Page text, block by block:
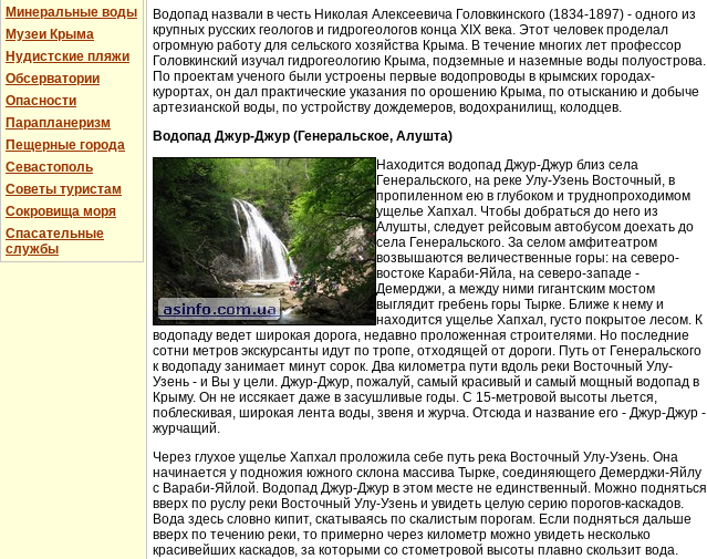
Минеральные воды
Музеи Крыма
Нудистские пляжи
Обсерватории
Опасности
Парапланеризм
Пещерные города
Севастополь
Советы туристам
Сокровища моря
Спасательные
службы
Водопад назвали в честь Николая Алексеевича Головкинского (1834-1897) - одного из
крупных русских геологов и гидрогеологов конца XIX века. Этот человек проделал
огромную работу для сельского хозяйства Крыма. В течение многих лет профессор
Головкинский изучал гидрогеологию Крыма, подземные и наземные воды полуострова.
По проектам ученого были устроены первые водопроводы в крымских городах-
курортах, он дал практические указания по орошению Крыма, по отысканию и добыче
артезианской воды, по устройству дождемеров, водохранилищ, колодцев.
Водопад Джур-Джур (Генеральское, Алушта)
Находится водопад Джур-Джур близ села
Генеральского, на реке Улу-Узень Восточный, в
пропиленном ею в глубоком и труднопроходимом
ущелье Хапхал. Чтобы добраться до него из
Алушты, следует рейсовым автобусом доехать до
села Генеральского. За селом амфитеатром
возвышаются величественные горы: на северо-
востоке Караби-Яйла, на северо-западе -
Демерджи, а между ними гигантским мостом
выглядит гребень горы Тырке. Ближе к нему и
находится ущелье Хапхал, густо покрытое лесом. К
водопаду ведет широкая дорога, недавно проложенная строителями. Но последние
сотни метров экскурсанты идут по тропе, отходящей от дороги. Путь от Генеральского
к водопаду занимает минут сорок. Два километра пути вдоль реки Восточный Улу-
Узень - и Вы у цели. Джур-Джур, пожалуй, самый красивый и самый мощный водопад в
Крыму. Он не иссякает даже в засушливые годы. С 15-метровой высоты льется,
поблескивая, широкая лента воды, звеня и журча. Отсюда и название его - Джур-Джур -
журчащий.
Через глухое ущелье Хапхал проложила себе путь река Восточный Улу-Узень. Она
начинается у подножия южного склона массива Тырке, соединяющего Демерджи-Яйлу
с Вараби-Яйлой. Водопад Джур-Джур в этом месте не единственный. Можно подняться
вверх по руслу реки Восточный Улу-Узень и увидеть целую серию порогов-каскадов.
Вода здесь словно кипит, скатываясь по скалистым порогам. Если подняться дальше
вверх по течению реки, то примерно через километр можно увидеть несколько
красивейших каскадов, за которыми со стометровой высоты плавно скользит вода.